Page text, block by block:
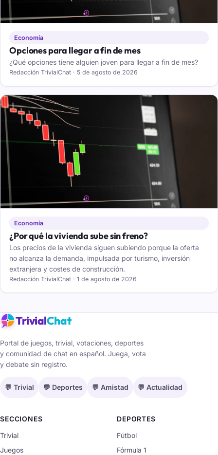
Economía
Opciones para llegar a fin de mes
¿Qué opciones tiene alguien joven para llegar a fin de mes?
Redacción TrivialChat · 5 de agosto de 2026
Economía
¿Por qué la vivienda sube sin freno?
Los precios de la vivienda siguen subiendo porque la oferta
no alcanza la demanda, impulsada por turismo, inversión
extranjera y costes de construcción.
Redacción TrivialChat · 1 de agosto de 2026
TrivialChat
Portal de juegos, trivial, votaciones, deportes
y comunidad de chat en español. Juega, vota
y debate sin registro.
💬 Trivial 💬 Deportes 💬 Amistad 💬 Actualidad
SECCIONES
Trivial
Juegos
DEPORTES
Fútbol
Fórmula 1